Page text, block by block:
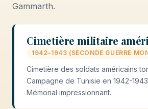
Gammarth.
Cimetière militaire
1942–1943 (SECONDE GUERRE
Cimetière des soldats américains
Campagne de Tunisie en 1942-
Mémorial impressionnant.